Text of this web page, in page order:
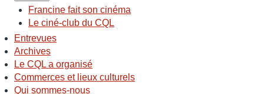
Francine fait son cinéma
Le ciné-club du CQL
Entrevues
Archives
Le CQL a organisé
Commerces et lieux culturels
Qui sommes-nous